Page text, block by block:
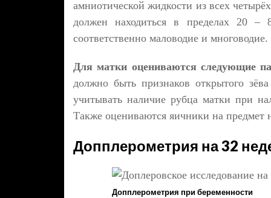
амниотической жидкости из всех
должен находиться в пределах 20
соответственно маловодие и многоводие.
Для матки оцениваются следующие
должно быть признаков открытого
учитывать наличие рубца матки при
Также оцениваются яичники на предмет
Допплерометрия на 32
Допплерометрия при беременности